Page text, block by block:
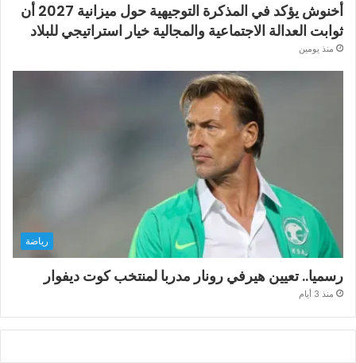
أخنوش يؤكد في المذكرة التوجيهية حول ميزانية 2027 أن
ثوابت العدالة الاجتماعية والمجالية خيار استراتيجي للبلاد
منذ يومين
رياضة
رسميا.. تعيين هيرفي رونار مدربا لمنتخب كوت ديفوار
منذ 3 أيام